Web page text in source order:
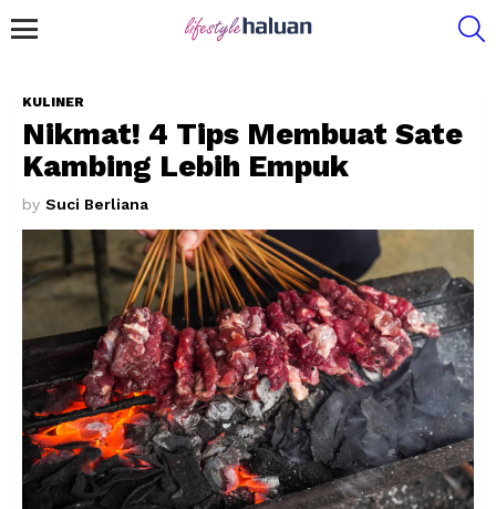
KULINER
Nikmat! 4 Tips Membuat Sate
Kambing Lebih Empuk
by Suci Berliana